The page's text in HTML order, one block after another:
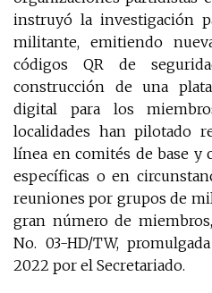
instruyó la investigación
militante, emitiendo
códigos QR de
construcción de una
digital para los
localidades han pilotado
línea en comités de base y
específicas o en
reuniones por grupos de
gran número de
No. 03-HD/TW,
2022 por el Secretariado.